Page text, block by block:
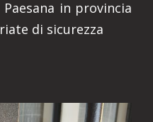
in provincia
di sicurezza